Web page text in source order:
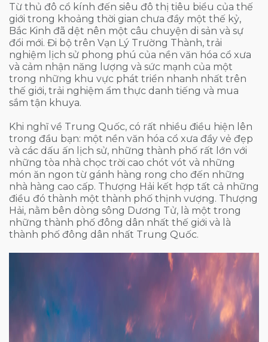
Từ thủ đô cổ kính đến siêu đô thị tiêu biểu của thế
giới trong khoảng thời gian chưa đầy một thế kỷ,
Bắc Kinh đã dệt nên một câu chuyện di sản và sự
đổi mới. Đi bộ trên Vạn Lý Trường Thành, trải
nghiệm lịch sử phong phú của nền văn hóa cổ xưa
và cảm nhận năng lượng và sức mạnh của một
trong những khu vực phát triển nhanh nhất trên
thế giới, trải nghiệm ẩm thực danh tiếng và mua
sắm tận khuya.
Khi nghĩ về Trung Quốc, có rất nhiều điều hiện lên
trong đầu bạn: một nền văn hóa cổ xưa đầy vẻ đẹp
và các dấu ấn lịch sử, những thành phố rất lớn với
những tòa nhà chọc trời cao chót vót và những
món ăn ngon từ gánh hàng rong cho đến những
nhà hàng cao cấp. Thượng Hải kết hợp tất cả những
điều đó thành một thành phố thịnh vượng. Thượng
Hải, nằm bên dòng sông Dương Tử, là một trong
những thành phố đông dân nhất thế giới và là
thành phố đông dân nhất Trung Quốc.